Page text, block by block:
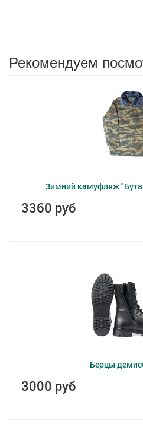
Рекомендуем
Зимний камуфляж
3360 руб
Берцы
3000 руб